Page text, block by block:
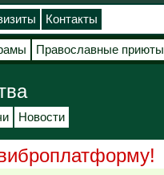
Контакты
Православные приюты
Новости